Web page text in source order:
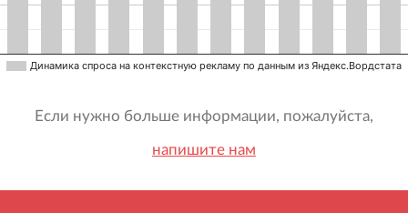
Динамика спроса на контекстную рекламу по данным из Яндекс.Вордстата
Если нужно больше информации, пожалуйста,
напишите нам